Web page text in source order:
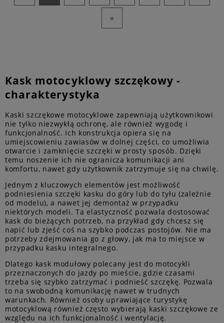
»
Kask motocyklowy szczękowy -
charakterystyka
Kaski szczękowe motocyklowe zapewniają użytkownikowi
nie tylko niezwykłą ochronę, ale również wygodę i
funkcjonalność. Ich konstrukcja opiera się na
umiejscowieniu zawiasów w dolnej części, co umożliwia
otwarcie i zamknięcie szczęki w prosty sposób. Dzięki
temu noszenie ich nie ogranicza komunikacji ani
komfortu, nawet gdy użytkownik zatrzymuje się na chwilę.
Jednym z kluczowych elementów jest możliwość
podniesienia szczęki kasku do góry lub do tyłu (zależnie
od modelu), a nawet jej demontaż w przypadku
niektórych modeli. Ta elastyczność pozwala dostosować
kask do bieżących potrzeb, na przykład gdy chcesz się
napić lub zjeść coś na szybko podczas postojów. Nie ma
potrzeby zdejmowania go z głowy, jak ma to miejsce w
przypadku kasku integralnego.
Dlatego kask modułowy polecany jest do motocykli
przeznaczonych do jazdy po mieście, gdzie czasami
trzeba się szybko zatrzymać i podnieść szczękę. Pozwala
to na swobodną komunikację nawet w trudnych
warunkach. Również osoby uprawiające turystykę
motocyklową również często wybierają kaski szczękowe ze
względu na ich funkcjonalność i wentylację.